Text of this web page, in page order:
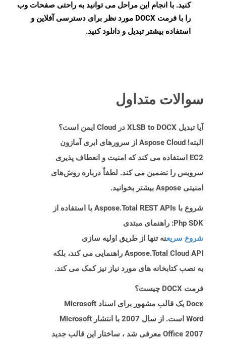
کنید. با انجام این مراحل می توانید به راحتی صفحات وب
را با فرمت DOCX مورد نظر برای دسترسی آفلاین و
استفاده بیشتر تبدیل و دانلود کنید.
سوالات متداول
آیا تبدیل XLSB to DOCX در Cloud ایمن است؟
البته! Aspose Cloud از سرورهای ابری آمازون
EC2 استفاده می کند که امنیت و انعطاف پذیری
سرویس را تضمین می کند. لطفاً درباره روش‌های
امنیتی Aspose بیشتر بخوانید.
شروع با Aspose.Total REST APIs با استفاده از
Php SDK: راهنمای مبتدی
شروع سریعنه تنها از طریق اولیه سازی
Aspose.Total Cloud API راهنمایی می کند، بلکه
به نصب کتابخانه های مورد نیاز نیز کمک می کند.
فرمت DOCX چیست؟
Docx یک قالب مشهور برای اسناد Microsoft
Word است. از سال 2007 با انتشار Microsoft
Office 2007 معرفی شد ، ساختار این قالب جدید